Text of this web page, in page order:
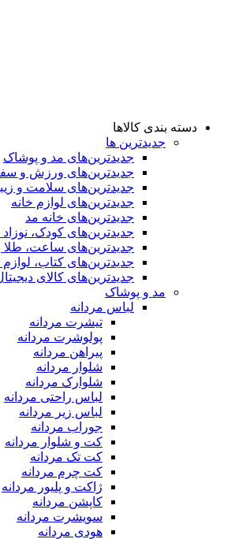
دسته بندی کالاها
جدیدترین ها
جدید‌ترین‌های مد و پوشاک
جدید‌ترین‌های ورزش و
جدید‌ترین‌های سلامت و
جدید‌ترین‌های لوازم خانه
جدیدترین‌های خانه مد
جدید‌ترین‌های کودک،
جدید‌ترین‌های ساعت، طلا
جدید‌ترین‌های کتاب، لوازم
جدید‌ترین‌های کالای
مد و پوشاک
لباس مردانه
تیشرت مردانه
پولوشرت مردانه
پیراهن مردانه
شلوار مردانه
شلوارک مردانه
لباس راحتی مردانه
لباس زیر مردانه
جوراب مردانه
کت و شلوار مردانه
کت تک مردانه
کت چرم مردانه
ژاکت و پلیور مردانه
کاپشن مردانه
سویشرت مردانه
هودی مردانه